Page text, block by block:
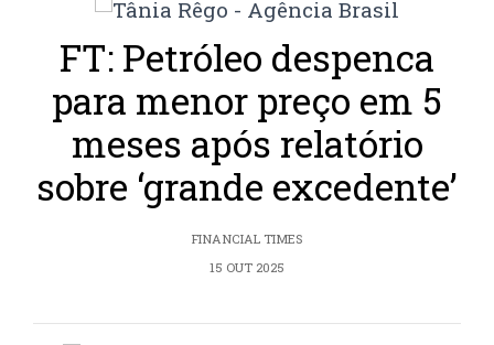
FT: Petróleo despenca
para menor preço em 5
meses após relatório
sobre ‘grande excedente’
FINANCIAL TIMES
15 OUT 2025